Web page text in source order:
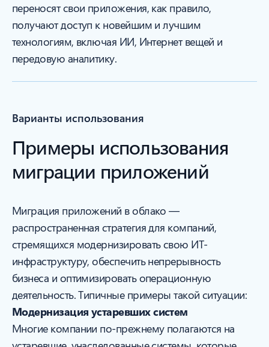
переносят свои приложения, как правило,
получают доступ к новейшим и лучшим
технологиям, включая ИИ, Интернет вещей и
передовую аналитику.
Варианты использования
Примеры использования
миграции приложений
Миграция приложений в облако —
распространенная стратегия для компаний,
стремящихся модернизировать свою ИТ-
инфраструктуру, обеспечить непрерывность
бизнеса и оптимизировать операционную
деятельность. Типичные примеры такой ситуации:
Модернизация устаревших систем
Многие компании по-прежнему полагаются на